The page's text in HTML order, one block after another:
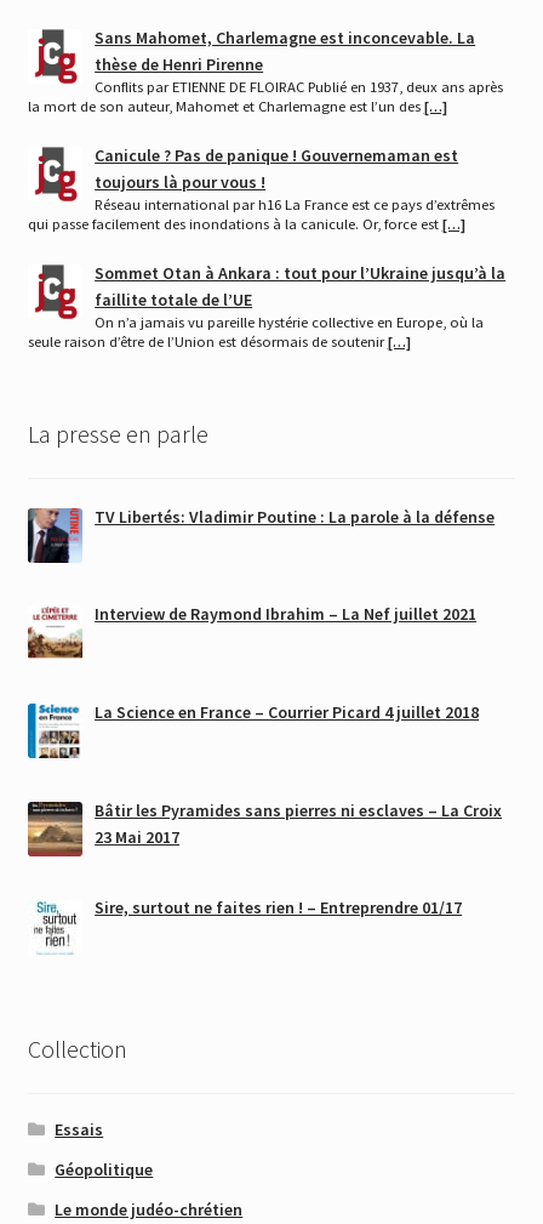
Sans Mahomet, Charlemagne est inconcevable. La
thèse de Henri Pirenne
Conflits par ETIENNE DE FLOIRAC Publié en 1937, deux ans après
la mort de son auteur, Mahomet et Charlemagne est l’un des […]
Canicule ? Pas de panique ! Gouvernemaman est
toujours là pour vous !
Réseau international par h16 La France est ce pays d’extrêmes
qui passe facilement des inondations à la canicule. Or, force est […]
Sommet Otan à Ankara : tout pour l’Ukraine jusqu’à la
faillite totale de l’UE
On n’a jamais vu pareille hystérie collective en Europe, où la
seule raison d’être de l’Union est désormais de soutenir[…]
La presse en parle
TV Libertés: Vladimir Poutine : La parole à la défense
Interview de Raymond Ibrahim – La Nef juillet 2021
La Science en France – Courrier Picard 4 juillet 2018
Bâtir les Pyramides sans pierres ni esclaves – La Croix
23 Mai 2017
Sire, surtout ne faites rien ! – Entreprendre 01/17
Collection
Essais
Géopolitique
Le monde judéo-chrétien